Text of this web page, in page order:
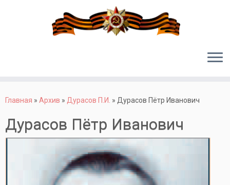
Главная » Архив » Дурасов П.И. » Дурасов Пётр Иванович
Дурасов Пётр Иванович